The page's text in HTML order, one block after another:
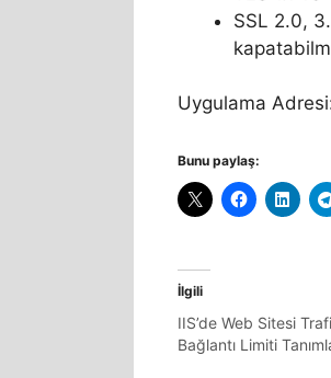
SSL 2.0,
Uygulama
Bunu paylaş:
İlgili
IIS’de Web Sitesi
Bağlantı Limiti